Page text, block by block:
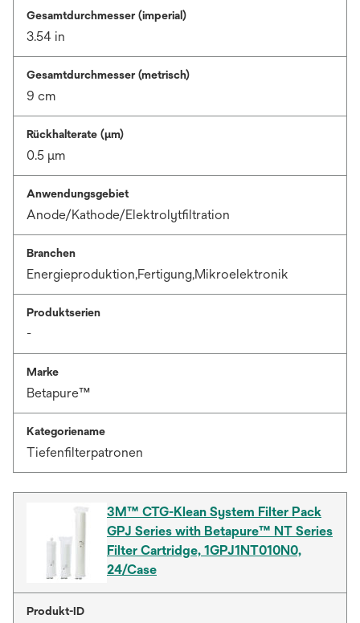
Gesamtdurchmesser (imperial)
3.54 in
Gesamtdurchmesser (metrisch)
9 cm
Rückhalterate (µm)
0.5 μm
Anwendungsgebiet
Anode/Kathode/Elektrolytfiltration
Branchen
Energieproduktion,Fertigung,Mikroelektronik
Produktserien
-
Marke
Betapure™
Kategoriename
Tiefenfilterpatronen
3M™ CTG-Klean System Filter Pack
GPJ Series with Betapure™ NT Series
Filter Cartridge, 1GPJ1NT010N0,
24/Case
Produkt-ID